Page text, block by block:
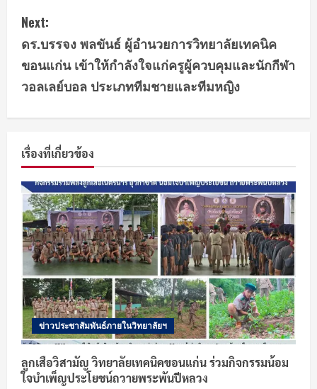
Next:
ดร.บรรจง พลขันธ์ ผู้อำนวยการวิทยาลัยเทคนิค
ขอนแก่น เข้าให้กำลังใจแก่ครูผู้ควบคุมและนักกีฬา
วอลเลย์บอล ประเภททีมชายและทีมหญิง
เรื่องที่เกี่ยวข้อง
ข่าวประชาสัมพันธ์ภายในวิทยาลัยฯ
ลูกเสือวิสามัญ วิทยาลัยเทคนิคขอนแก่น ร่วมกิจกรรมน้อม
ใจบำเพ็ญประโยชน์ถวายพระพันปีหลวง